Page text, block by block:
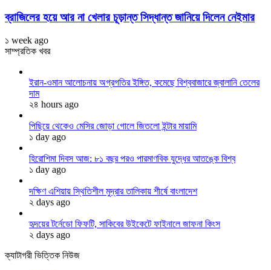
ব্রাজিলের হয়ে আর না খেলার চূড়ান্ত সিদ্ধান্ত জানিয়ে দিলেন নেইমার
১ week ago
সাম্প্রতিক খবর
ইরান-ওমান আলোচনায় অগ্রগতির ইঙ্গিত, কমেছে বিশ্ববাজারে জ্বালানি তেলের
দাম
২৪ hours ago
পিছিয়ে থেকেও মেসির জোড়া গোলে জিতলো ইন্টার মায়ামি
১ day ago
হিরোশিমা দিবস আজ: ৮১ বছর পরও পারমাণবিক যুদ্ধের আতঙ্কে বিশ্ব
১ day ago
দক্ষিণ এশিয়ায় স্থিতিশীল মুদ্রার তালিকায় শীর্ষে বাংলাদেশ
২ days ago
হৃদয়ের টর্নেডো ফিফটি, সাকিবের উইকেটে ফাইনালে জাফনা কিংস
২ days ago
ক্যাটাগরী ভিত্তিক নিউজ